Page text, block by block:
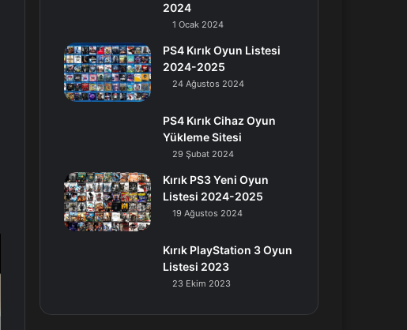
2024
1 Ocak 2024
PS4 Kırık Oyun Listesi
2024-2025
24 Ağustos 2024
PS4 Kırık Cihaz Oyun
Yükleme Sitesi
29 Şubat 2024
Kırık PS3 Yeni Oyun
Listesi 2024-2025
19 Ağustos 2024
Kırık PlayStation 3 Oyun
Listesi 2023
23 Ekim 2023